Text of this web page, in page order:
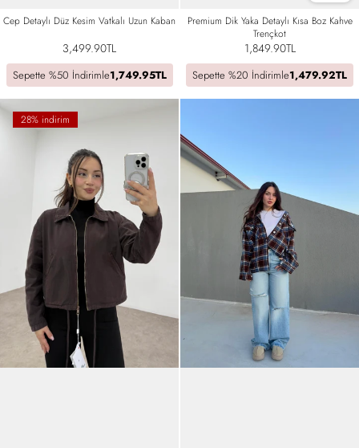
Cep Detaylı Düz Kesim Vatkalı Uzun Kaban
3,499.90TL
Sepette %50 İndirimle1,749.95TL
Premium Dik Yaka Detaylı Kısa Boz Kahve
Trençkot
1,849.90TL
Sepette %20 İndirimle1,479.92TL
28% indirim